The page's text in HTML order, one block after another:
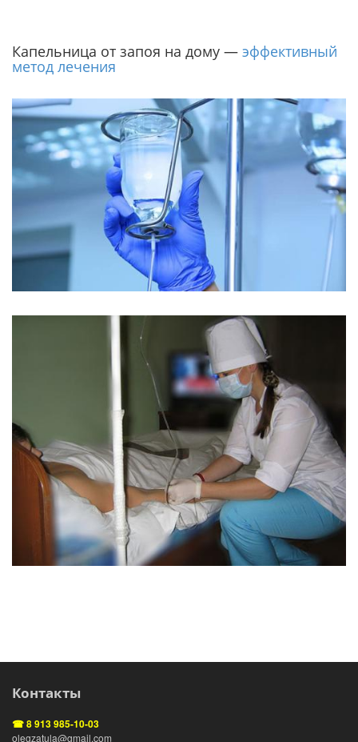
Капельница от запоя на дому — эффективный
метод лечения
Контакты
☎ 8 913 985-10-03
olegzatula@gmail.com